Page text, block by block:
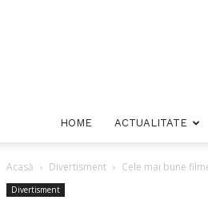
HOME ACTUALITATE
Acasă Divertisment Cele mai bune
Divertisment